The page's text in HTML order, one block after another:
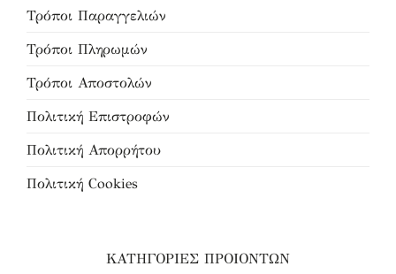
Τρόποι Παραγγελιών
Τρόποι Πληρωμών
Τρόποι Αποστολών
Πολιτική Επιστροφών
Πολιτική Απορρήτου
Πολιτική Cookies
ΚΑΤΗΓΟΡΙΕΣ ΠΡΟΙΟΝΤΩΝ